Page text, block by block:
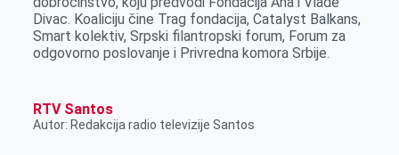
Divac. Koaliciju čine Trag fondacija, Catalyst Balkans,
Smart kolektiv, Srpski filantropski forum, Forum za
odgovorno poslovanje i Privredna komora Srbije.
RTV Santos
Autor: Redakcija radio televizije Santos